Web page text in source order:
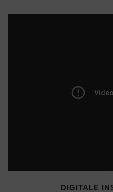
DIGITALE